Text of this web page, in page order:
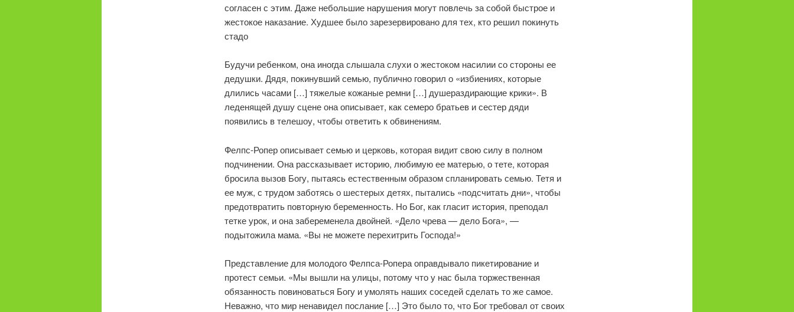
согласен с этим. Даже небольшие нарушения могут повлечь за собой быстрое и
жестокое наказание. Худшее было зарезервировано для тех, кто решил покинуть
стадо
Будучи ребенком, она иногда слышала слухи о жестоком насилии со стороны ее
дедушки. Дядя, покинувший семью, публично говорил о «избиениях, которые
длились часами […] тяжелые кожаные ремни […] душераздирающие крики». В
леденящей душу сцене она описывает, как семеро братьев и сестер дяди
появились в телешоу, чтобы ответить к обвинениям.
Фелпс-Ропер описывает семью и церковь, которая видит свою силу в полном
подчинении. Она рассказывает историю, любимую ее матерью, о тете, которая
бросила вызов Богу, пытаясь естественным образом спланировать семью. Тетя и
ее муж, с трудом заботясь о шестерых детях, пытались «подсчитать дни», чтобы
предотвратить повторную беременность. Но Бог, как гласит история, преподал
тетке урок, и она забеременела двойней. «Дело чрева — дело Бога», —
подытожила мама. «Вы не можете перехитрить Господа!»
Представление для молодого Фелпса-Ропера оправдывало пикетирование и
протест семьи. «Мы вышли на улицы, потому что у нас была торжественная
обязанность повиноваться Богу и умолять наших соседей сделать то же самое.
Неважно, что мир ненавидел послание […] Это было то, что Бог требовал от своих